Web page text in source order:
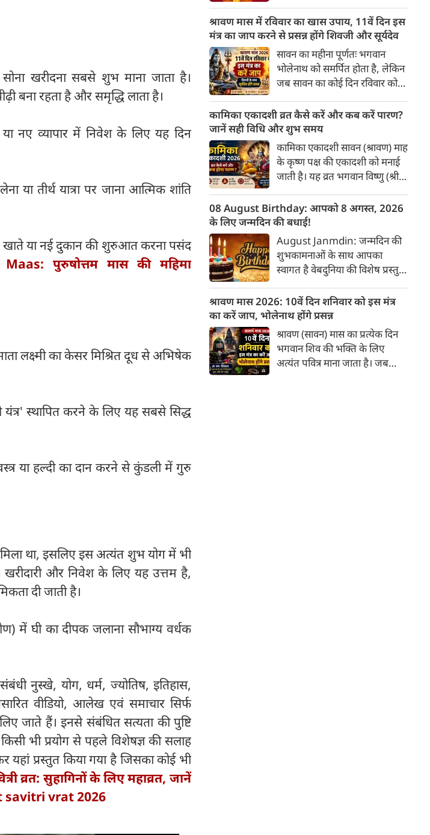
खरीदना सबसे शुभ माना जाता है।
बना रहता है और समृद्धि लाता है।
या नए व्यापार में निवेश के लिए यह दिन
या तीर्थ यात्रा पर जाना आत्मिक शांति
खाते या नई दुकान की शुरुआत करना पसंद
पुरुषोत्तम मास की महिमा
लक्ष्मी का केसर मिश्रित दूध से अभिषेक
स्थापित करने के लिए यह सबसे सिद्ध
या हल्दी का दान करने से कुंडली में गुरु
मिला था, इसलिए इस अत्यंत शुभ योग में भी
और निवेश के लिए यह उत्तम है,
दी जाती है।
में घी का दीपक जलाना सौभाग्य वर्धक
नुस्खे, योग, धर्म, ज्योतिष, इतिहास,
वीडियो, आलेख एवं समाचार सिर्फ
जाते हैं। इनसे संबंधित सत्यता की पुष्टि
भी प्रयोग से पहले विशेषज्ञ की सलाह
प्रस्तुत किया गया है जिसका कोई भी
व्रत: सुहागिनों के लिए महाव्रत, जानें
savitri vrat 2026
लेने वाले हैं? ज्योतिष और पंचांग के
अनुसार, किसी भी शुभ कार्य को सही
मुहूर्त में करने से सफलता की
संभावना बढ़ जाती है। 'वेबदुनिया'
आपके लिए लेकर आया है 09
अगस्‍त, 2026 का विशेष पंचांग और
शुभ-अशुभ मुहूर्त।
श्रावण मास में रविवार का खास उपाय, 11वें दिन इस
मंत्र का जाप करने से प्रसन्न होंगे शिवजी और सूर्यदेव
सावन का महीना पूर्णतः भगवान
भोलेनाथ को समर्पित होता है, लेकिन
जब सावन का कोई दिन रविवार को
महत्व दोगुना हो जाता है। ज्योतिष
और शास्त्रों में सूर्यदेव को भगवान
शिव का ही प्रत्यक्ष स्वरूप (शिव-सूर्य)
माना गया है। सावन के 11वें दिन
(रविवार) को शिवजी की उपासना के
साथ-साथ सूर्यदेव की पूजा करने से
व्यक्ति को आरोग्य, मान-सम्मान, पद-
प्रतिष्ठा और तेज की प्राप्ति होती है।
कामिका एकादशी व्रत कैसे करें और कब करें पारण?
जानें सही विधि और शुभ समय
कामिका एकादशी सावन (श्रावण) माह
के कृष्ण पक्ष की एकादशी को मनाई
जाती है। यह व्रत भगवान विष्णु (श्री
पापों का नाश और मनोकामनाओं की
पूर्ति होती है। इस बार यह व्रत 09
अगस्त 2026 रविवार के दिन
उनयातिथि के अनुसार रखा जाएगा,
जिसका पारण अगले दिन यानी 10
तारीख को होगा।
08 August Birthday: आपको 8 अगस्त, 2026
के लिए जन्मदिन की बधाई!
August Janmdin: जन्मदिन की
शुभकामनाओं के साथ आपका
स्वागत है वेबदुनिया की विशेष प्रस्तुति
पाठकों के व्यक्तित्व और भविष्य के
बारे में जानकारी देगा जिनका उस
दिनांक को जन्मदिन होगा। पेश है
दिनांक 8 को जन्मे व्यक्तियों के बारे
में जानकारी :
श्रावण मास 2026: 10वें दिन शनिवार को इस मंत्र
का करें जाप, भोलेनाथ होंगे प्रसन्न
श्रावण (सावन) मास का प्रत्येक दिन
भगवान शिव की भक्ति के लिए
अत्यंत पवित्र माना जाता है। जब